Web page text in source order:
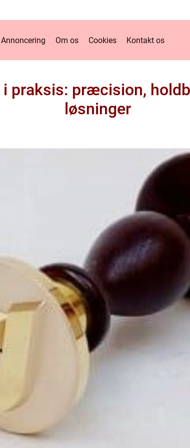
Annoncering Om os Cookies Kontakt os
praksis: præcision,
løsninger